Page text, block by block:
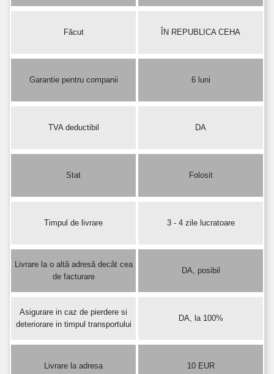
Făcut ÎN REPUBLICA CEHA
Garantie pentru companii 6 luni
TVA deductibil DA
Stat Folosit
Timpul de livrare 3 - 4 zile lucratoare
Livrare la o altă adresă decât cea
de facturare
DA, posibil
Asigurare in caz de pierdere si
deteriorare in timpul transportului
DA, la 100%
Livrare la adresa 10 EUR